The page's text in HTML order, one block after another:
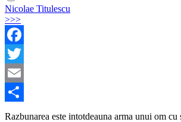
Nicolae Titulescu
>>>
Facebook
Twitter
Email
Share
Razbunarea este intotdeauna arma unui om